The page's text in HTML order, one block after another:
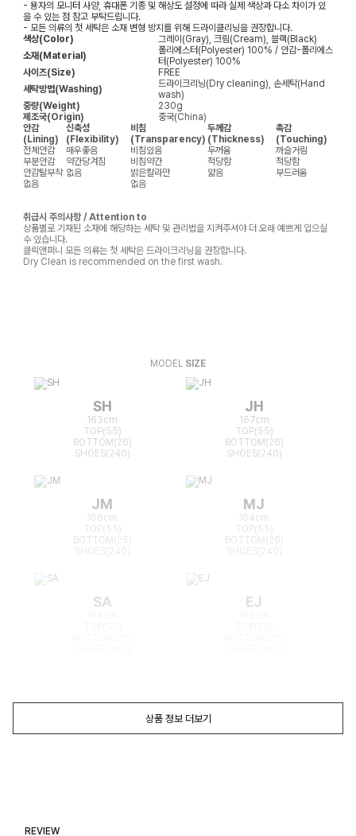
- 용자의 모니터 사양, 휴대폰 기종 및 해상도 설정에 따라 실제 색상과 다소 차이가 있
을 수 있는 점 참고 부탁드립니다.
- 모든 의류의 첫 세탁은 소재 변형 방지를 위해 드라이클리닝을 권장합니다.
색상(Color)
그레이(Gray), 크림(Cream), 블랙(Black)
소재(Material)
폴리에스터(Polyester) 100% / 안감-폴리에스
터(Polyester) 100%
사이즈(Size)
FREE
세탁방법(Washing)
드라이크리닝(Dry cleaning), 손세탁(Hand
wash)
중량(Weight)
230g
제조국(Origin)
중국(China)
안감
(Lining)
신축성
(Flexibility)
비침
(Transparency)
두께감
(Thickness)
촉감
(Touching)
전체안감
매우좋음 비침있음 두꺼움
까슬거림
부분안감
약간당겨짐 비침약간 적당함
적당함
안감탈부착 없음 밝은칼라만 얇음
부드러움
없음
없음
취급시 주의사항 / Attention to
상품별로 기재된 소재에 해당하는 세탁 및 관리법을 지켜주셔야 더 오래 예쁘게 입으실
수 있습니다.
클릭앤퍼니 모든 의류는 첫 세탁은 드라이크리닝을 권장합니다.
Dry Clean is recommended on the first wash.
MODEL SIZE
SH
163cm
TOP(55)
BOTTOM(26)
SHOES(240)
JH
167cm
TOP(55)
BOTTOM(26)
SHOES(240)
JM
166cm
TOP(55)
BOTTOM(25)
MJ
164cm
TOP(55)
BOTTOM(26)
SA EJ
상품 정보 더보기
REVIEW